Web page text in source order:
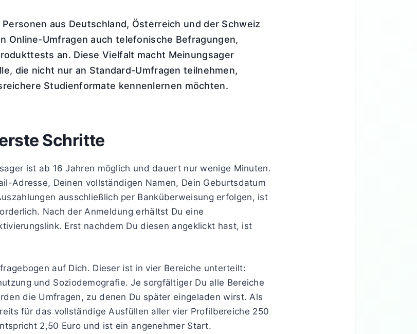
aus Deutschland, Österreich und der Schweiz
Online-Umfragen auch telefonische Befragungen,
an. Diese Vielfalt macht Meinungsager
die nicht nur an Standard-Umfragen teilnehmen,
Studienformate kennenlernen möchten.
Schritte
ist ab 16 Jahren möglich und dauert nur wenige Minuten.
Adresse, Deinen vollständigen Namen, Dein Geburtsdatum
ausschließlich per Banküberweisung erfolgen, ist
Nach der Anmeldung erhältst Du eine
Erst nachdem Du diesen angeklickt hast, ist
auf Dich. Dieser ist in vier Bereiche unterteilt:
und Soziodemografie. Je sorgfältiger Du alle Bereiche
die Umfragen, zu denen Du später eingeladen wirst. Als
für das vollständige Ausfüllen aller vier Profilbereiche 250
2,50 Euro und ist ein angenehmer Start.